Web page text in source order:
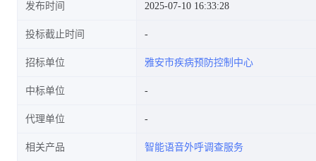
发布时间 2025-07-10 16:33:28
投标截止时间
招标单位 雅安市疾病预防控制中心
中标单位
代理单位
相关产品 智能语音外呼调查服务